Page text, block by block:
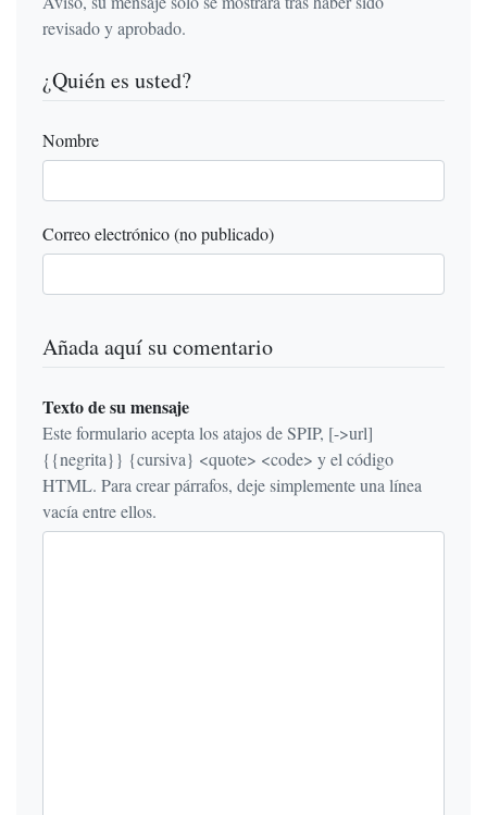
revisado y aprobado.
¿Quién es usted?
Nombre
Correo electrónico (no publicado)
Añada aquí su comentario
Texto de su mensaje
Este formulario acepta los atajos de SPIP, [->url]
{{negrita}} {cursiva} <quote> <code> y el código
HTML. Para crear párrafos, deje simplemente una línea
vacía entre ellos.